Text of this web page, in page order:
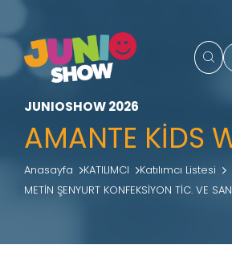
JUNIOSHOW 2026
AMANTE KİDS
Anasayfa KATILIMCI
Katılımcı Listesi
METİN ŞENYURT KONFEKSİYON TİC. VE